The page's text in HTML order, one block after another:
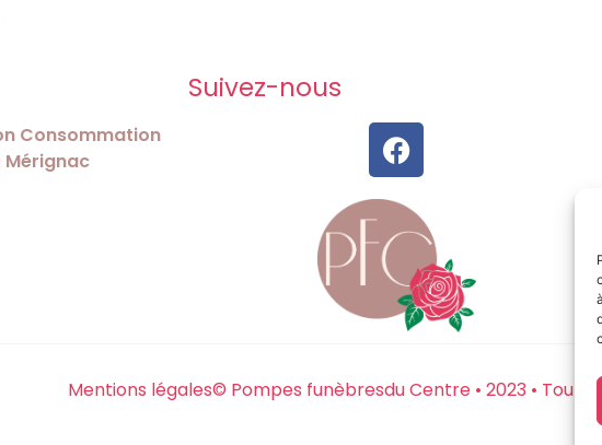
Consommation
Suivez-nous
Mentions légales© Pompes funèbresdu Centre • 2023 • Tout